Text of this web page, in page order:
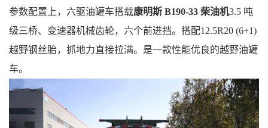
参数配置上， 六驱油罐车搭载康明斯 B190-33 柴油机3.5 吨
级三桥、变速器机械齿轮，六个前进挡。搭配12.5R20 (6+1)
越野钢丝胎，抓地力直接拉满。是一款性能优良的越野油罐
车。